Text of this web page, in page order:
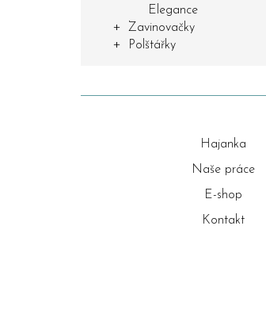
Elegance
Zavinovačky
Polštářky
Hajanka
Naše práce
E-shop
Kontakt